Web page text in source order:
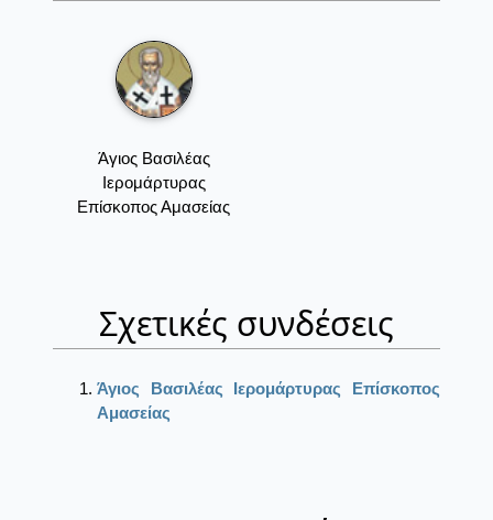
Άγιος Βασιλέας
Ιερομάρτυρας
Επίσκοπος Αμασείας
Σχετικές συνδέσεις
Άγιος Βασιλέας Ιερομάρτυρας Επίσκοπος
Αμασείας